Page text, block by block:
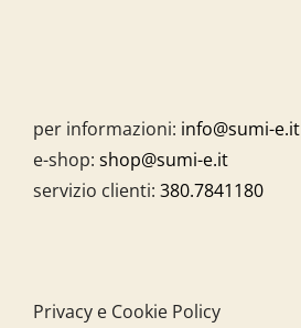
per informazioni: info@sumi-e.it
e-shop: shop@sumi-e.it
servizio clienti: 380.7841180
Privacy e Cookie Policy